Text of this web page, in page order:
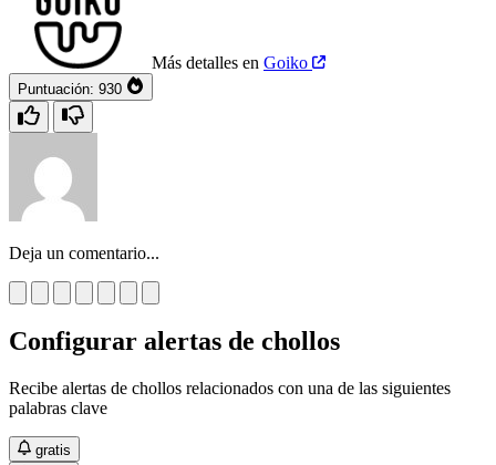
Más detalles en Goiko
Puntuación: 930
Deja un comentario...
Configurar alertas de chollos
Recibe alertas de chollos relacionados con una de las siguientes
palabras clave
gratis